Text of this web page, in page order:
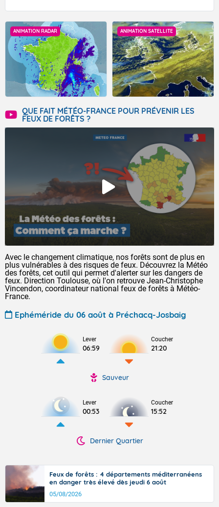
ANIMATION RADAR ANIMATION SATELLITE
QUE FAIT MÉTÉO-FRANCE POUR PRÉVENIR LES
FEUX DE FORÊTS ?
Avec le changement climatique, nos forêts sont de plus en
plus vulnérables à des risques de feux. Découvrez la Météo
des forêts, cet outil qui permet d'alerter sur les dangers de
feux. Direction Toulouse, où l'on retrouve Jean-Christophe
Vincendon, coordinateur national feux de forêts à Météo-
France.
Ephéméride du 06 août à Préchacq-Josbaig
Lever
06:59
Coucher
21:20
Sauveur
Lever
00:53
Coucher
15:52
Dernier Quartier
Feux de forêts : 4 départements méditerranéens
en danger très élevé dès jeudi 6 août
05/08/2026